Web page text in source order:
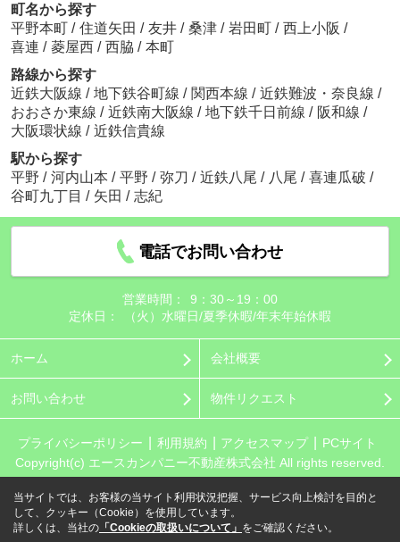
町名から探す
平野本町 / 住道矢田 / 友井 / 桑津 / 岩田町 / 西上小阪 /
喜連 / 菱屋西 / 西脇 / 本町
路線から探す
近鉄大阪線 / 地下鉄谷町線 / 関西本線 / 近鉄難波・奈良線 /
おおさか東線 / 近鉄南大阪線 / 地下鉄千日前線 / 阪和線 /
大阪環状線 / 近鉄信貴線
駅から探す
平野 / 河内山本 / 平野 / 弥刀 / 近鉄八尾 / 八尾 / 喜連瓜破 /
谷町九丁目 / 矢田 / 志紀
電話でお問い合わせ
営業時間：
9：30～19：00
定休日：
（火）水曜日/夏季休暇/年末年始休暇
ホーム 会社概要
お問い合わせ 物件リクエスト
プライバシーポリシー 利用規約 アクセスマップ
PCサイト
Copyright(c) エースカンパニー不動産株式会社 All rights reserved.
当サイトでは、お客様の当サイト利用状況把握、サービス向上検討を目的と
して、クッキー（Cookie）を使用しています。
詳しくは、当社の 「Cookieの取扱いについて」 をご確認ください。